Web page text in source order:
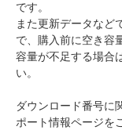
です。
また更新データなど
で、購入前に空き容
容量が不足する場合
い。
ダウンロード番号に
ポート情報ページを